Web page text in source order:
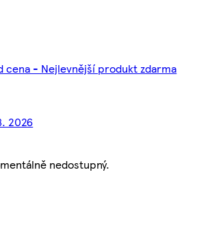
cena - Nejlevnější produkt zdarma
2026
nedostupný.